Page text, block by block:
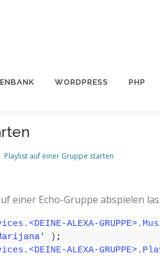
WORDPRESS PHP
Playlist auf einer Gruppe starten
einer Echo-Gruppe abspielen
ALEXA-
) ;
ALEXA-